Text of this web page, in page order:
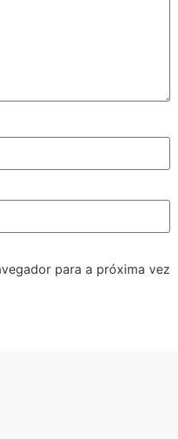
para a próxima vez